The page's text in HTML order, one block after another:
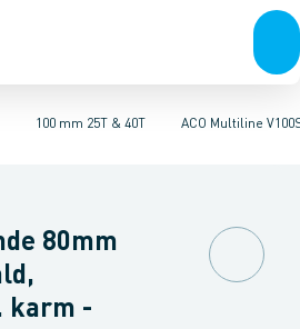
Linjeafvanding Tanke,
100 mm 25T & 40T
100 mm 25T & 40T 100 mm 90T 150
ACO Multiline
ULMA MULTIV+ 100.
80mm
karm -